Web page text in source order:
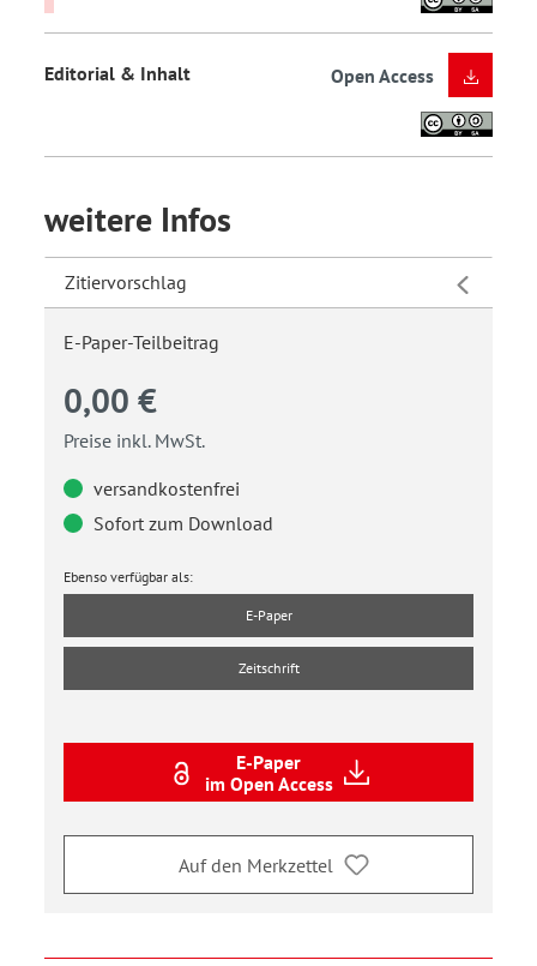
Editorial & Inhalt Open Access
weitere Infos
Zitiervorschlag
E-Paper-Teilbeitrag
0,00 €
Preise inkl. MwSt.
versandkostenfrei
Sofort zum Download
Ebenso verfügbar als:
E-Paper
Zeitschrift
E-Paper
im Open Access
Auf den Merkzettel